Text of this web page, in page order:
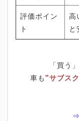
評価ポイン
ト
高
と
「買う
車も"サブス